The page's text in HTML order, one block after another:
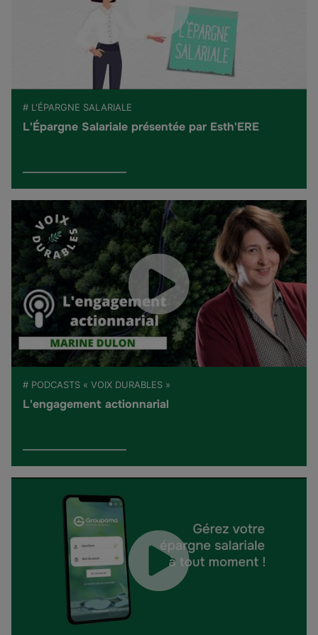
# L'ÉPARGNE SALARIALE
L'Épargne Salariale présentée par Esth'ERE
# PODCASTS « VOIX DURABLES »
L'engagement actionnarial